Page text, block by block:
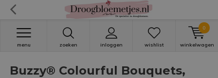
zoeken inloggen
menu wishlist winkelwagen
0
Buzzy® Colourful Bouquets,